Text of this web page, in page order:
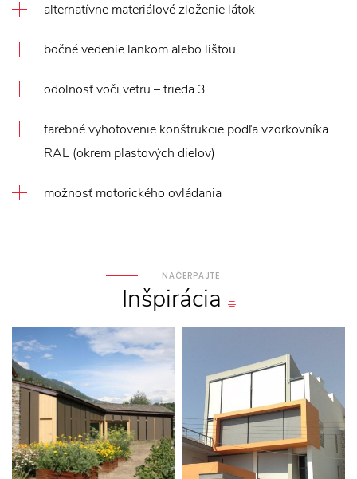
alternatívne materiálové zloženie látok
bočné vedenie lankom alebo lištou
odolnosť voči vetru – trieda 3
farebné vyhotovenie konštrukcie podľa vzorkovníka
RAL (okrem plastových dielov)
možnosť motorického ovládania
NAČERPAJTE
Inšpirácia